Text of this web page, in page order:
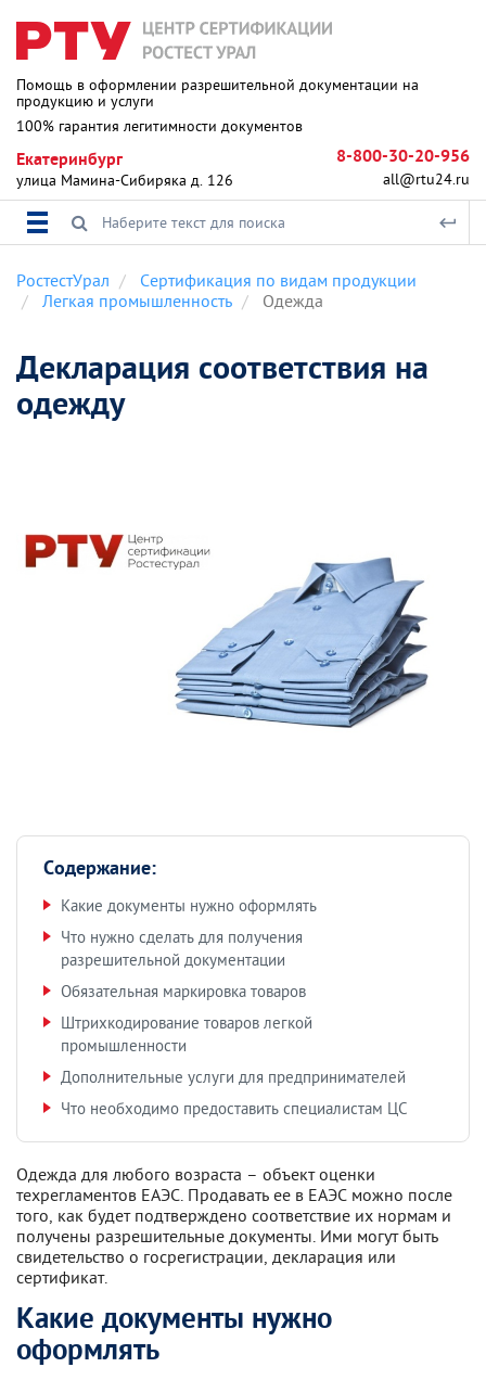
Помощь в оформлении разрешительной документации на
продукцию и услуги
100% гарантия легитимности документов
Екатеринбург
улица Мамина-Сибиряка д. 126
8-800-30-20-956
all@rtu24.ru
РостестУрал
Сертификация по видам продукции
Легкая промышленность
Одежда
Декларация соответствия на
одежду
Содержание:
Какие документы нужно оформлять
Что нужно сделать для получения
разрешительной документации
Обязательная маркировка товаров
Штрихкодирование товаров легкой
промышленности
Дополнительные услуги для предпринимателей
Что необходимо предоставить специалистам ЦС
Одежда для любого возраста – объект оценки
техрегламентов ЕАЭС. Продавать ее в ЕАЭС можно после
того, как будет подтверждено соответствие их нормам и
получены разрешительные документы. Ими могут быть
свидетельство о госрегистрации, декларация или
сертификат.
Какие документы нужно
оформлять